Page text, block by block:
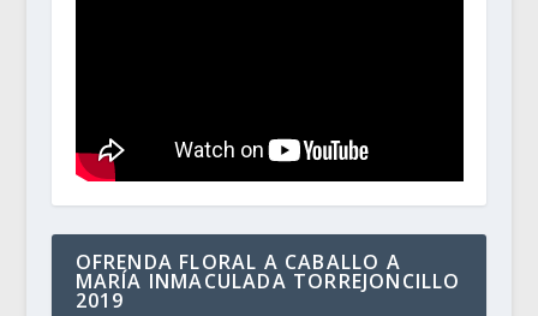
OFRENDA FLORAL A CABALLO A
MARÍA INMACULADA TORREJONCILLO
2019